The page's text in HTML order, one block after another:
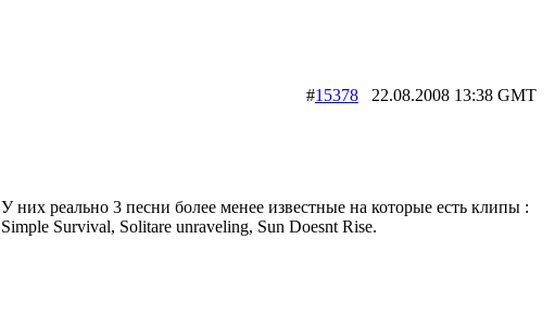
#15378 22.08.2008 13:38 GMT
У них реально 3 песни более менее известные на которые есть клипы :
Simple Survival, Solitare unraveling, Sun Doesnt Rise.